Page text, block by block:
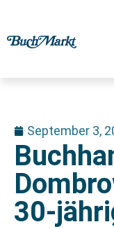
September 3,
30-